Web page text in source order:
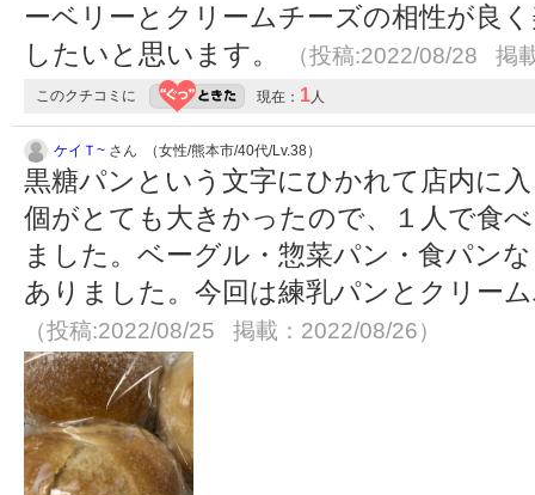
ーベリーとクリームチーズの相性が良
したいと思います。
（投稿:2022/08/28 掲
このクチコミに 現在： 1人
ケイＴ~ さん （女性/熊本市/40代/Lv.38）
黒糖パンという文字にひかれて店内に
個がとても大きかったので、１人で食
ました。ベーグル・惣菜パン・食パン
ありました。今回は練乳パンとクリー
（投稿:2022/08/25 掲載：2022/08/26）